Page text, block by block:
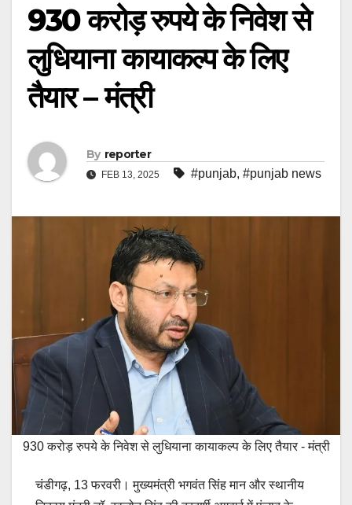
930 करोड़ रुपये के निवेश से
लुधियाना कायाकल्प के लिए
तैयार – मंत्री
By reporter
FEB 13, 2025 #punjab, #punjab news
930 करोड़ रुपये के निवेश से लुधियाना कायाकल्प के लिए तैयार - मंत्री
चंडीगढ़, 13 फरवरी। मुख्यमंत्री भगवंत सिंह मान और स्थानीय